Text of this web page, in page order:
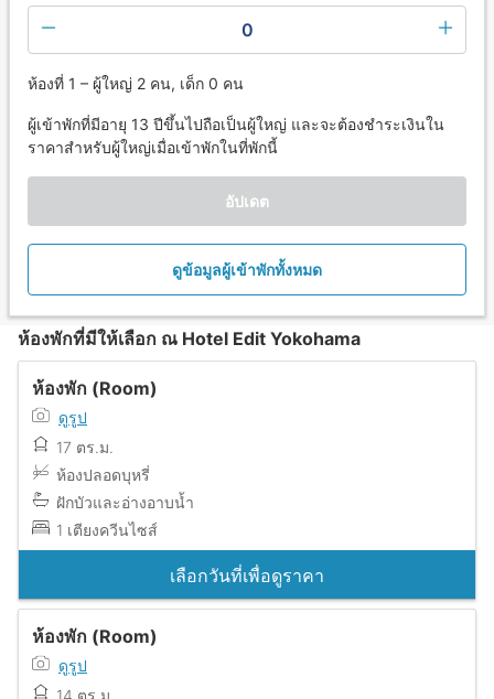
0
ห้องที่ 1 – ผู้ใหญ่ 2 คน, เด็ก 0 คน
ผู้เข้าพักที่มีอายุ 13 ปีขึ้นไปถือเป็นผู้ใหญ่ และจะต้องชำระเงินใน
ราคาสำหรับผู้ใหญ่เมื่อเข้าพักในที่พักนี้
อัปเดต
ดูข้อมูลผู้เข้าพักทั้งหมด
ห้องพักที่มีให้เลือก ณ Hotel Edit Yokohama
ห้องพัก (Room)
ดูรูป
17 ตร.ม.
ห้องปลอดบุหรี่
ฝักบัวและอ่างอาบน้ำ
1 เตียงควีนไซส์
เลือกวันที่เพื่อดูราคา
ห้องพัก (Room)
ดูรูป